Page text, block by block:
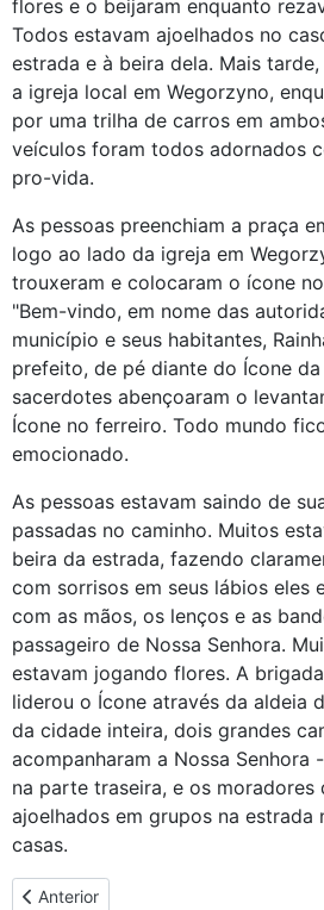
flores e o beijaram enquanto
Todos estavam ajoelhados no
estrada e à beira dela. Mais
a igreja local em Wegorzyno,
por uma trilha de carros em
veículos foram todos adornados
pro-vida.
As pessoas preenchiam a praça
logo ao lado da igreja em
trouxeram e colocaram o ícone
"Bem-vindo, em nome das
município e seus habitantes,
prefeito, de pé diante do Ícone da
sacerdotes abençoaram o
Ícone no ferreiro. Todo mundo
emocionado.
As pessoas estavam saindo de
passadas no caminho. Muitos
beira da estrada, fazendo
com sorrisos em seus lábios eles
com as mãos, os lenços e as
passageiro de Nossa Senhora.
estavam jogando flores. A
liderou o Ícone através da aldeia
da cidade inteira, dois grandes
acompanharam a Nossa Senhora
na parte traseira, e os moradores
ajoelhados em grupos na estrada
casas.
Artigo anterior: Uma reunião pró-vida
Anterior